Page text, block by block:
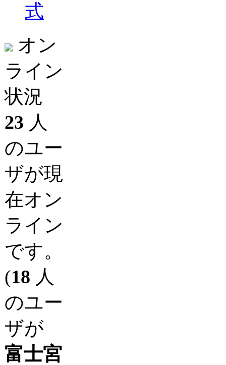
式
オン
ライン
状況
23 人
のユー
ザが現
在オン
ライン
です。
(18 人
のユー
ザが
富士宮